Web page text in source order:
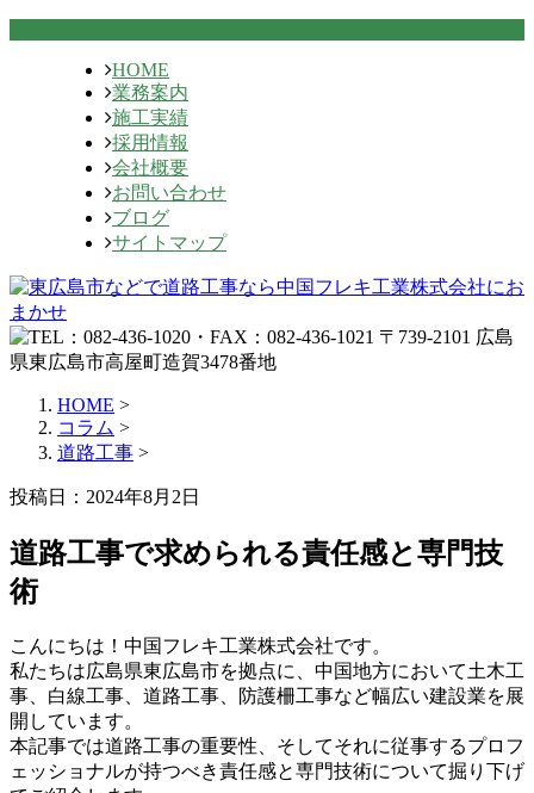
HOME
業務案内
施工実績
採用情報
会社概要
お問い合わせ
ブログ
サイトマップ
HOME >
コラム >
道路工事 >
投稿日：2024年8月2日
道路工事で求められる責任感と専門技
術
こんにちは！中国フレキ工業株式会社です。
私たちは広島県東広島市を拠点に、中国地方において土木工
事、白線工事、道路工事、防護柵工事など幅広い建設業を展
開しています。
本記事では道路工事の重要性、そしてそれに従事するプロフ
ェッショナルが持つべき責任感と専門技術について掘り下げ